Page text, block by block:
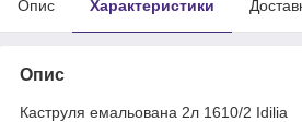
Опис Характеристики
Опис
Каструля емальована 2л 1610/2 Idilia